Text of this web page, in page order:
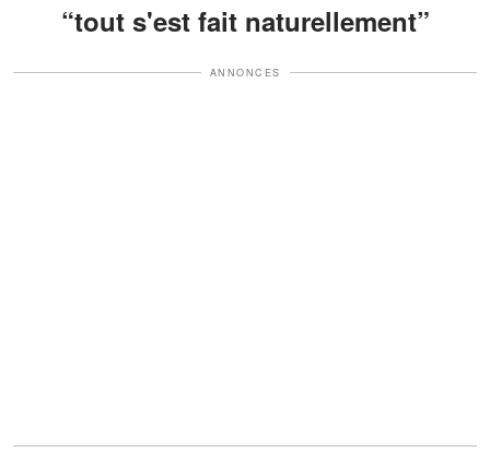
“tout s'est fait naturellement”
ANNONCES